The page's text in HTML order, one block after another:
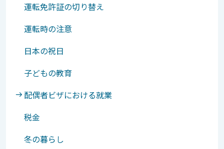
運転免許証の切り替え
運転時の注意
日本の祝日
子どもの教育
配偶者ビザにおける就業
税金
冬の暮らし